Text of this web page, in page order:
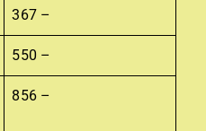
367 –
550 –
856 –